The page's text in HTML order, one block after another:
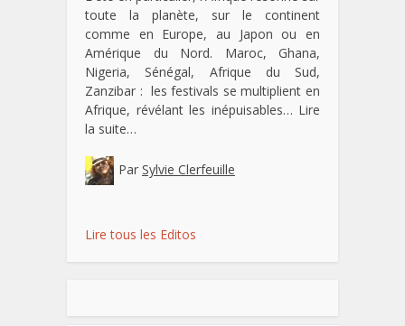
toute la planète, sur le continent
comme en Europe, au Japon ou en
Amérique du Nord. Maroc, Ghana,
Nigeria, Sénégal, Afrique du Sud,
Zanzibar : les festivals se multiplient en
Afrique, révélant les inépuisables… Lire
la suite…
Par Sylvie Clerfeuille
Lire tous les Editos